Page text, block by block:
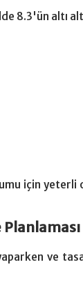
8.3'ün altı
için
ve